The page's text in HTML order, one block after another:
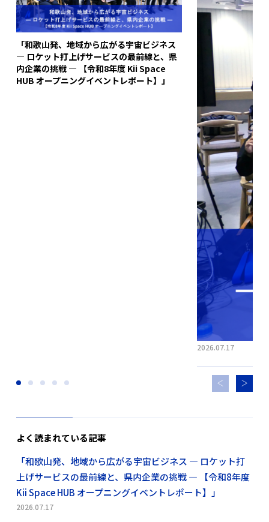
「和歌山発、地域から広がる宇宙ビジネス
― ロケット打上げサービスの最前線と、県
内企業の挑戦 ― 【令和8年度 Kii Space
HUB オープニングイベントレポート】」
2026.07.17
よく読まれている記事
「和歌山発、地域から広がる宇宙ビジネス ― ロケット打
上げサービスの最前線と、県内企業の挑戦 ― 【令和8年度
Kii Space HUB オープニングイベントレポート】」
2026.07.17